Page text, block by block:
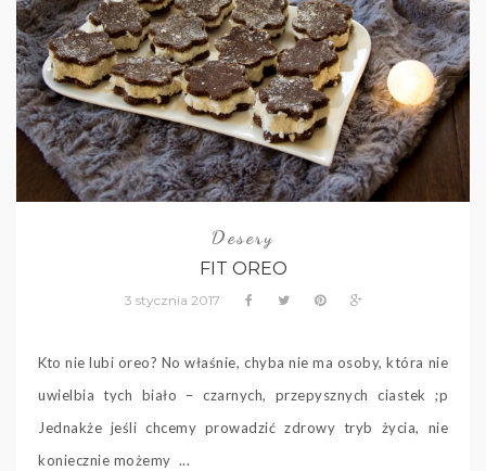
Desery
FIT OREO
3 stycznia 2017
Kto nie lubi oreo? No właśnie, chyba nie ma osoby, która nie
uwielbia tych biało – czarnych, przepysznych ciastek ;p
Jednakże jeśli chcemy prowadzić zdrowy tryb życia, nie
koniecznie możemy ...